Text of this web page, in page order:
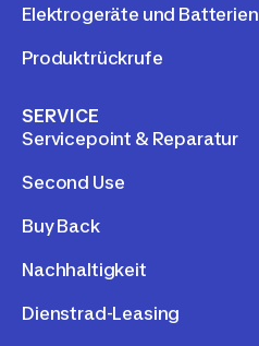
Elektrogeräte und Batterien
Produktrückrufe
SERVICE
Servicepoint & Reparatur
Second Use
Buy Back
Nachhaltigkeit
Dienstrad-Leasing